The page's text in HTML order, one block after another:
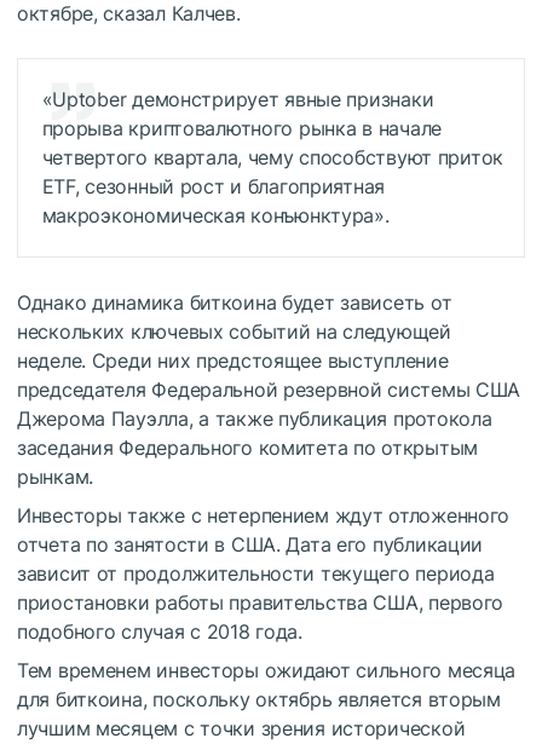
октябре, сказал Калчев.
«Uptober демонстрирует явные признаки
прорыва криптовалютного рынка в начале
четвертого квартала, чему способствуют приток
ETF, сезонный рост и благоприятная
макроэкономическая конъюнктура».
Однако динамика биткоина будет зависеть от
нескольких ключевых событий на следующей
неделе. Среди них предстоящее выступление
председателя Федеральной резервной системы США
Джерома Пауэлла, а также публикация протокола
заседания Федерального комитета по открытым
рынкам.
Инвесторы также с нетерпением ждут отложенного
отчета по занятости в США. Дата его публикации
зависит от продолжительности текущего периода
приостановки работы правительства США, первого
подобного случая с 2018 года.
Тем временем инвесторы ожидают сильного месяца
для биткоина, поскольку октябрь является вторым
лучшим месяцем с точки зрения исторической